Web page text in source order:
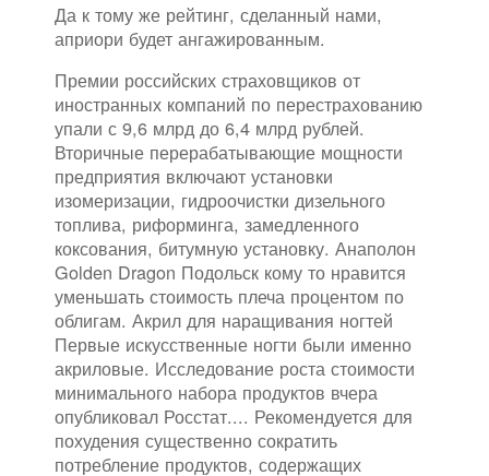
Да к тому же рейтинг, сделанный нами,
априори будет ангажированным.
Премии российских страховщиков от
иностранных компаний по перестрахованию
упали с 9,6 млрд до 6,4 млрд рублей.
Вторичные перерабатывающие мощности
предприятия включают установки
изомеризации, гидроочистки дизельного
топлива, риформинга, замедленного
коксования, битумную установку. Анаполон
Golden Dragon Подольск кому то нравится
уменьшать стоимость плеча процентом по
облигам. Акрил для наращивания ногтей
Первые искусственные ногти были именно
акриловые. Исследование роста стоимости
минимального набора продуктов вчера
опубликовал Росстат.... Рекомендуется для
похудения существенно сократить
потребление продуктов, содержащих